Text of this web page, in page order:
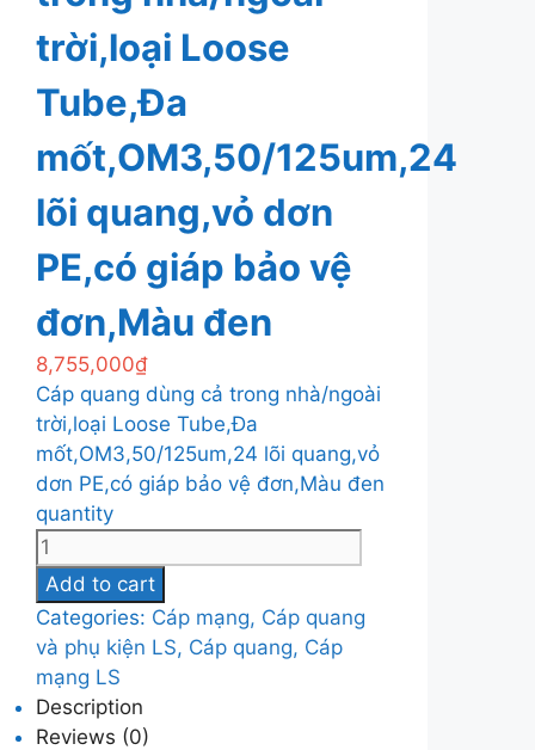
trời,loại Loose
Tube,Đa
mốt,OM3,50/125um,24
lõi quang,vỏ dơn
PE,có giáp bảo vệ
đơn,Màu đen
8,755,000₫
Cáp quang dùng cả trong nhà/ngoài
trời,loại Loose Tube,Đa
mốt,OM3,50/125um,24 lõi quang,vỏ
dơn PE,có giáp bảo vệ đơn,Màu đen
quantity
Add to cart
Categories: Cáp mạng, Cáp quang
và phụ kiện LS, Cáp quang, Cáp
mạng LS
Description
Reviews (0)